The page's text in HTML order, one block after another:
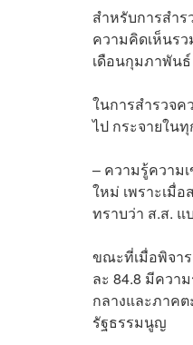
สำหรับการสำร
ความคิดเห็นรว
เดือนกุมภาพัน
ในการสำรวจ
ไป กระจายใน
– ความรู้ความ
ใหม่ เพราะเมื่
ทราบว่า ส.ส.
ขณะที่เมื่อพิจา
ละ 84.8 มีควา
กลางและภาค
รัฐธรรมนูญ